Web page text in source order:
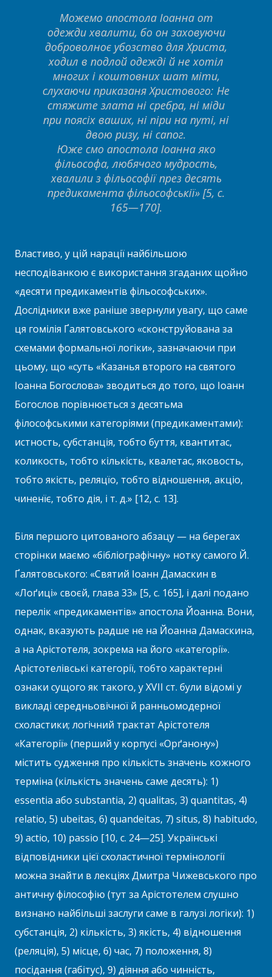
Можемо апостола Іоанна от
одежди хвалити, бо он заховуючи
доброволноє убозство для Христа,
ходил в подлой одежді й не хотіл
многих і коштовних шат міти,
слухаючи приказаня Христового: Не
стяжите злата ні сребра, ні міди
при поясіх ваших, ні піри на путі, ні
двою ризу, ні сапог.
Юже смо апостола Іоанна яко
фільософа, любячого мудрость,
хвалили з фільософії през десять
предикамента фільософськії» [5, с.
165—170].
Властиво, у цій нарації найбільшою
несподіванкою є використання згаданих щойно
«десяти предикаментів фільософських».
Дослідники вже раніше звернули увагу, що саме
ця гомілія Ґалятовського «сконструйована за
схемами формальної логіки», зазначаючи при
цьому, що «суть «Казанья второго на святого
Іоанна Богослова» зводиться до того, що Іоанн
Богослов порівнюється з десятьма
філософськими категоріями (предикаментами):
истность, субстанція, тобто буття, квантитас,
коликость, тобто кількість, квалетас, яковость,
тобто якість, реляцїо, тобто відношення, акціо,
чиненїє, тобто дія, і т. д.» [12, с. 13].
Біля першого цитованого абзацу — на берегах
сторінки маємо «бібліографічну» нотку самого Й.
Ґалятовського: «Святий Іоанн Дамаскин в
«Лоґиці» своєй, глава 33» [5, с. 165], і далі подано
перелік «предикаментів» апостола Йоанна. Вони,
однак, вказують радше не на Йоанна Дамаскина,
а на Арістотеля, зокрема на його «категорії».
Арістотелівські категорії, тобто характерні
ознаки сущого як такого, у XVII ст. були відомі у
викладі середньовічної й ранньомодерної
схоластики; логічний трактат Арістотеля
«Категорії» (перший у корпусі «Орґанону»)
містить судження про кількість значень кожного
терміна (кількість значень саме десять): 1)
essentia або substantia, 2) qualitas, 3) quantitas, 4)
relatio, 5) ubeitas, 6) quandeitas, 7) situs, 8) habitudo,
9) actio, 10) passio [10, с. 24—25]. Українські
відповідники цієї схоластичної термінології
можна знайти в лекціях Дмитра Чижевського про
античну філософію (тут за Арістотелем слушно
визнано найбільші заслуги саме в галузі логіки): 1)
субстанція, 2) кількість, 3) якість, 4) відношення
(реляція), 5) місце, 6) час, 7) положення, 8)
посідання (габітус), 9) діяння або чинність,